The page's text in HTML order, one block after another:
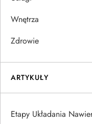
Wnętrza
Zdrowie
ARTYKUŁY
Etapy Układania